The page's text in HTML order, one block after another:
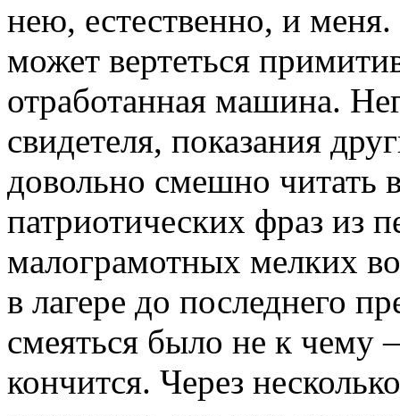
нею, естественно, и меня.
может вертеться
отработанная машина.
свидетеля, показания
довольно смешно читать
патриотических фраз из
малограмотных мелких
в лагере до последнего
смеяться было не к чему
кончится. Через